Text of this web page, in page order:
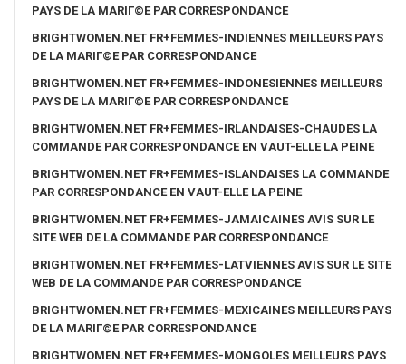
PAYS DE LA MARIГ©E PAR CORRESPONDANCE
BRIGHTWOMEN.NET FR+FEMMES-INDIENNES MEILLEURS PAYS
DE LA MARIГ©E PAR CORRESPONDANCE
BRIGHTWOMEN.NET FR+FEMMES-INDONESIENNES MEILLEURS
PAYS DE LA MARIГ©E PAR CORRESPONDANCE
BRIGHTWOMEN.NET FR+FEMMES-IRLANDAISES-CHAUDES LA
COMMANDE PAR CORRESPONDANCE EN VAUT-ELLE LA PEINE
BRIGHTWOMEN.NET FR+FEMMES-ISLANDAISES LA COMMANDE
PAR CORRESPONDANCE EN VAUT-ELLE LA PEINE
BRIGHTWOMEN.NET FR+FEMMES-JAMAICAINES AVIS SUR LE
SITE WEB DE LA COMMANDE PAR CORRESPONDANCE
BRIGHTWOMEN.NET FR+FEMMES-LATVIENNES AVIS SUR LE SITE
WEB DE LA COMMANDE PAR CORRESPONDANCE
BRIGHTWOMEN.NET FR+FEMMES-MEXICAINES MEILLEURS PAYS
DE LA MARIГ©E PAR CORRESPONDANCE
BRIGHTWOMEN.NET FR+FEMMES-MONGOLES MEILLEURS PAYS